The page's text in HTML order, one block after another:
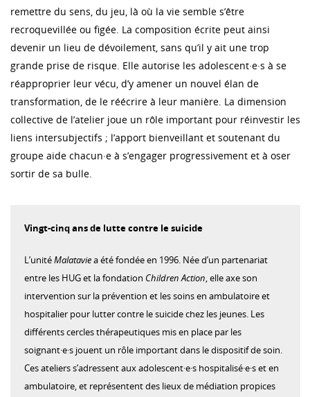
remettre du sens, du jeu, là où la vie semble s’être
recroquevillée ou figée. La composition écrite peut ainsi
devenir un lieu de dévoilement, sans qu’il y ait une trop
grande prise de risque. Elle autorise les adolescent·e·s à se
réapproprier leur vécu, d’y amener un nouvel élan de
transformation, de le réécrire à leur manière. La dimension
collective de l’atelier joue un rôle important pour réinvestir les
liens intersubjectifs ; l’apport bienveillant et soutenant du
groupe aide chacun·e à s’engager progressivement et à oser
sortir de sa bulle.
Vingt-cinq ans de lutte contre le suicide
L’unitéMalataviea été fondée en 1996. Née d’un partenariat
entre les HUG et la fondation Children Action, elle axe son
intervention sur la prévention et les soins en ambulatoire et
hospitalier pour lutter contre le suicide chez les jeunes. Les
différents cercles thérapeutiques mis en place par les
soignant·e·s jouent un rôle important dans le dispositif de soin.
Ces ateliers s’adressent aux adolescent·e·s hospitalisé·e·s et en
ambulatoire, et représentent des lieux de médiation propices